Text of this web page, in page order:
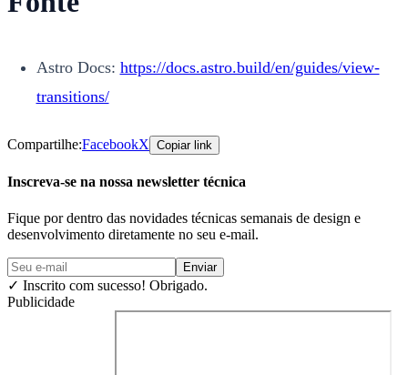
Astro Docs: https://docs.astro.build/en/guides/view-
transitions/
Compartilhe:FacebookX Copiar link
Inscreva-se na nossa newsletter técnica
Fique por dentro das novidades técnicas semanais de design e
desenvolvimento diretamente no seu e-mail.
Enviar
✓ Inscrito com sucesso! Obrigado.
Publicidade